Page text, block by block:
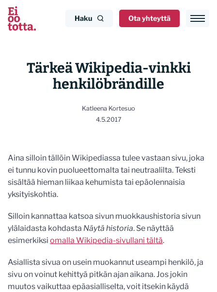
Siirry
sisältöön
Haku Ota yhteyttä
Tärkeä Wikipedia-vinkki
henkilöbrändille
Katleena Kortesuo
4.5.2017
Aina silloin tällöin Wikipediassa tulee vastaan sivu, joka
ei tunnu kovin puolueettomalta tai neutraalilta. Teksti
sisältää hieman liikaa kehumista tai epäolennaisia
yksityiskohtia.
Silloin kannattaa katsoa sivun muokkaushistoria sivun
ylälaidasta kohdasta Näytä historia. Se näyttää
esimerkiksi omalla Wikipedia-sivullani tältä.
Asiallista sivua on usein muokannut useampi henkilö, ja
sivu on voinut kehittyä pitkän ajan aikana. Jos jokin
muutos vaikuttaa epäasialliselta, voit itsekin käydä